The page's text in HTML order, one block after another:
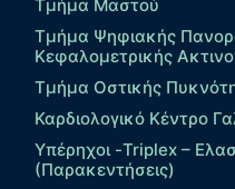
Τμήμα Μαστού
Τμήμα Ψηφιακής
Κεφαλομετρικής
Τμήμα Οστικής
Καρδιολογικό Κέντρο
Υπέρηχοι -Triplex –
(Παρακεντήσεις)